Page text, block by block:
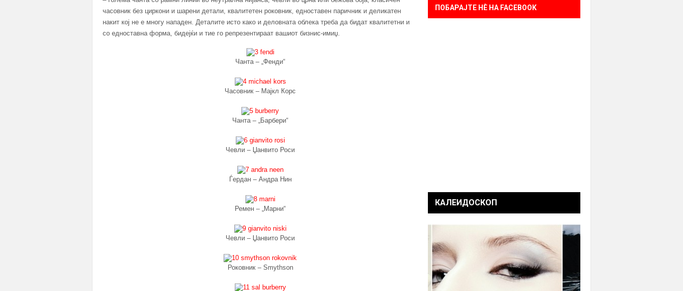
часовник без циркони и шарени детали, квалитетен роковник, едноставен паричник и деликатен
накит кој не е многу нападен. Деталите исто како и деловната облека треба да бидат квалитетни и
со едноставна форма, бидејќи и тие го репрезентираат вашиот бизнис-имиџ.
Чанта – „Фенди“
Часовник – Мајкл Корс
Чанта – „Барбери“
Чевли – Џанвито Роси
Ѓердан – Андра Нин
Ремен – „Марни“
Чевли – Џанвито Роси
Роковник – Smythson
ПОБАРАЈТЕ НÈ НА FACEBOOK
КАЛЕИДОСКОП